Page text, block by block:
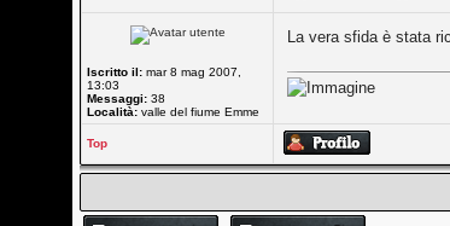
Iscritto il: mar 8 mag 2007,
13:03
Messaggi: 38
Località: valle del fiume Emme
La vera sfida è stata
Top